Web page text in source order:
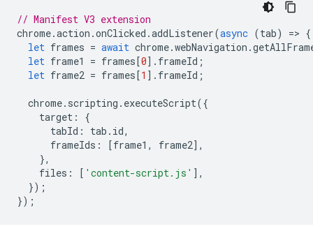
// Manifest V3 extension
chrome.action .onClicked .addListener(async (tab) => {
let frames = await chrome.webNavigation .
let frame1 = frames[0]. frameId ;
let frame2 = frames[1 ]. frameId ;
chrome. scripting . executeScript({
target :
{
tabId : tab . id,
frameIds : [frame1 , frame2],
},
files : [ 'content-script.js' ],
});
});